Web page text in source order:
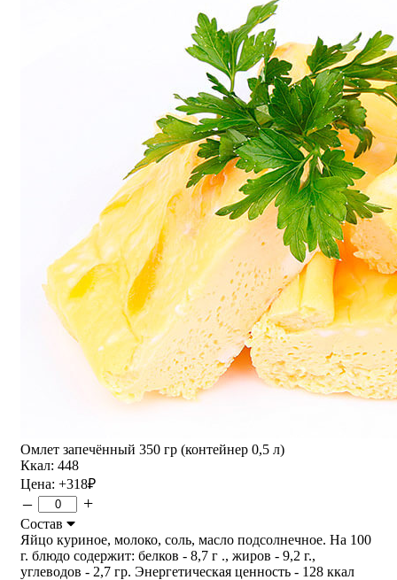
Омлет запечённый 350 гр (контейнер 0,5 л)
Ккал: 448
Цена: +318₽
– +
Состав
Яйцо куриное, молоко, соль, масло подсолнечное. На 100
г. блюдо содержит: белков - 8,7 г ., жиров - 9,2 г.,
углеводов - 2,7 гр. Энергетическая ценность - 128 ккал